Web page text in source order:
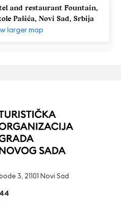
and restaurant Fountain,
Pašića, Novi Sad, Srbija
larger map
3, 21101 Novi Sad